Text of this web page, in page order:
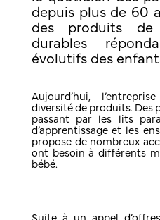
depuis plus de 60
des produits
durables
évolutifs des
Aujourd’hui,
diversité de produits. Des
passant par les lits
d’apprentissage et les
propose de nombreux
ont besoin à différents
bébé.